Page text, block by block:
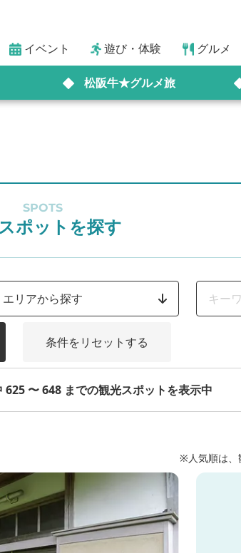
イベント 遊び・体験 グルメ
松阪牛★グルメ旅
SPOTS
ポットを探す
エリアから探す
条件をリセットする
〜 648 までの観光スポットを表示中
※人気順は、